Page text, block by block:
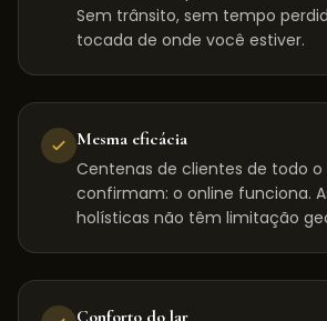
Sem trânsito, sem tempo
tocada de onde você estiver.
Mesma eficácia
Centenas de clientes de todo o
confirmam: o online funciona.
holísticas não têm limitação
Conforto do lar